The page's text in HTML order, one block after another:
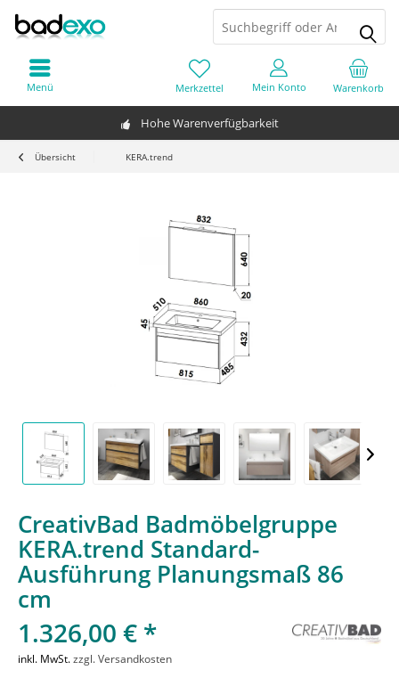
Hohe Warenverfügbarkeit
Warenkorb
Merkzettel Mein Konto
Menü
Übersicht KERA.trend
CreativBad Badmöbelgruppe
KERA.trend Standard-
Ausführung Planungsmaß 86
cm
1.326,00 € *
inkl. MwSt.zzgl. Versandkosten